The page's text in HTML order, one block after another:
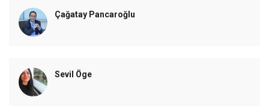
Çağatay Pancaroğlu
Sevil Öge